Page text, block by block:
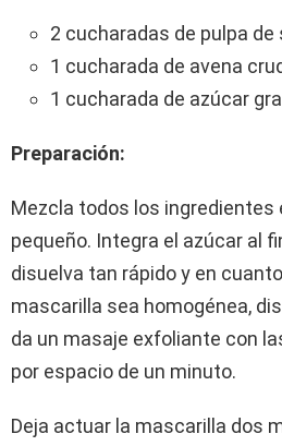
2 cucharadas de pulpa de
1 cucharada de avena
1 cucharada de azúcar
Preparación:
Mezcla todos los ingredientes
pequeño. Integra el azúcar al
disuelva tan rápido y en
mascarilla sea homogénea,
da un masaje exfoliante con
por espacio de un minuto.
Deja actuar la mascarilla dos